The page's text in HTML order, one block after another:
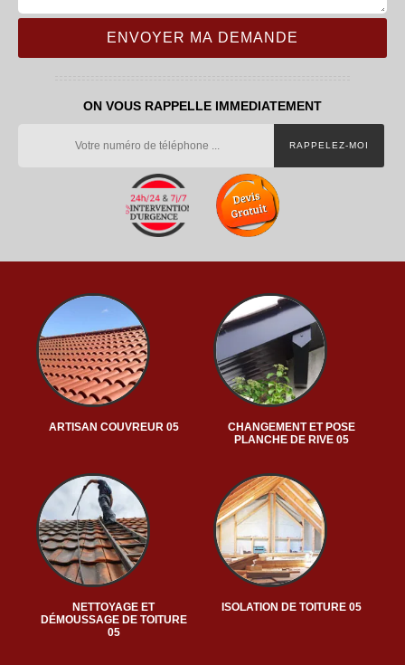
ON VOUS RAPPELLE IMMEDIATEMENT
ARTISAN COUVREUR 05
CHANGEMENT ET POSE
PLANCHE DE RIVE 05
NETTOYAGE ET
DÉMOUSSAGE DE TOITURE
05
ISOLATION DE TOITURE 05